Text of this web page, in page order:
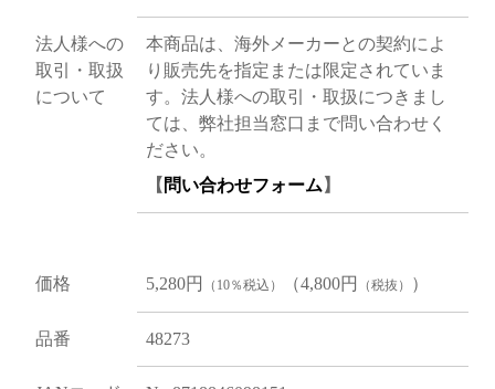
法人様への
取引・取扱
について
本商品は、海外メーカーとの契約によ
り販売先を指定または限定されていま
す。法人様への取引・取扱につきまし
ては、弊社担当窓口まで問い合わせく
ださい。
【 問い合わせフォーム 】
価格 5,280円 （10％税込） （4,800円 （税抜） ）
品番 48273